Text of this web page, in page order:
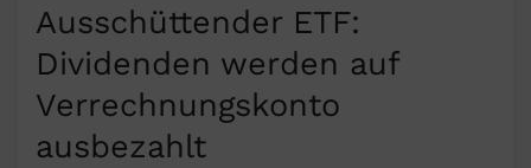
Ausschüttender ETF:
Dividenden werden auf
Verrechnungskonto
ausbezahlt